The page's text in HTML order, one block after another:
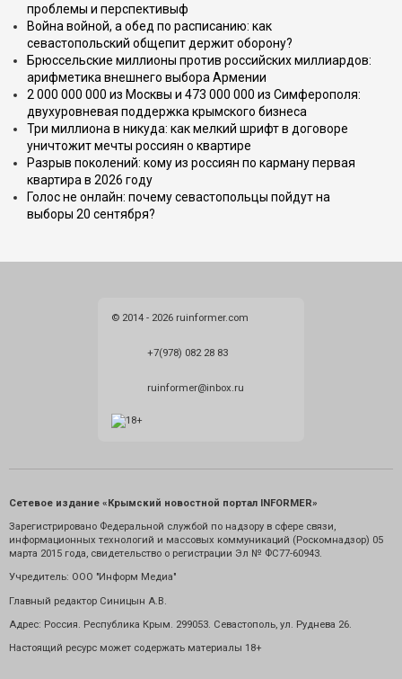
проблемы и перспективыф
Война войной, а обед по расписанию: как
севастопольский общепит держит оборону?
Брюссельские миллионы против российских миллиардов:
арифметика внешнего выбора Армении
2 000 000 000 из Москвы и 473 000 000 из Симферополя:
двухуровневая поддержка крымского бизнеса
Три миллиона в никуда: как мелкий шрифт в договоре
уничтожит мечты россиян о квартире
Разрыв поколений: кому из россиян по карману первая
квартира в 2026 году
Голос не онлайн: почему севастопольцы пойдут на
выборы 20 сентября?
© 2014 - 2026 ruinformer.com
+7(978) 082 28 83
ruinformer@inbox.ru
Сетевое издание «Крымский новостной портал INFORMER»
Зарегистрировано Федеральной службой по надзору в сфере связи,
информационных технологий и массовых коммуникаций (Роскомнадзор) 05
марта 2015 года, свидетельство о регистрации Эл № ФС77-60943.
Учредитель: ООО "Информ Медиа"
Главный редактор Синицын А.В.
Адрес: Россия. Республика Крым. 299053. Севастополь, ул. Руднева 26.
Настоящий ресурс может содержать материалы 18+